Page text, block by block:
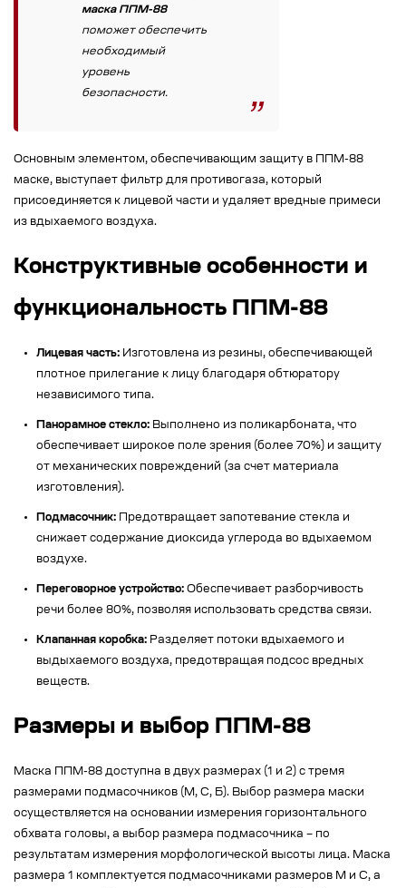
маска ППМ-88
поможет обеспечить
необходимый
уровень
безопасности.
Основным элементом, обеспечивающим защиту в ППМ-88
маске, выступает фильтр для противогаза, который
присоединяется к лицевой части и удаляет вредные примеси
из вдыхаемого воздуха.
Конструктивные особенности и
функциональность ППМ-88
Лицевая часть: Изготовлена из резины, обеспечивающей
плотное прилегание к лицу благодаря обтюратору
независимого типа.
Панорамное стекло: Выполнено из поликарбоната, что
обеспечивает широкое поле зрения (более 70%) и защиту
от механических повреждений (за счет материала
изготовления).
Подмасочник: Предотвращает запотевание стекла и
снижает содержание диоксида углерода во вдыхаемом
воздухе.
Переговорное устройство: Обеспечивает разборчивость
речи более 80%, позволяя использовать средства связи.
Клапанная коробка: Разделяет потоки вдыхаемого и
выдыхаемого воздуха, предотвращая подсос вредных
веществ.
Размеры и выбор ППМ-88
Маска ППМ-88 доступна в двух размерах (1 и 2) с тремя
размерами подмасочников (М, С, Б). Выбор размера маски
осуществляется на основании измерения горизонтального
обхвата головы, а выбор размера подмасочника – по
результатам измерения морфологической высоты лица. Маска
размера 1 комплектуется подмасочниками размеров М и С, а